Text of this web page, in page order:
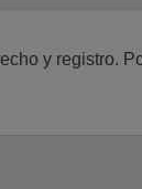
y registro.